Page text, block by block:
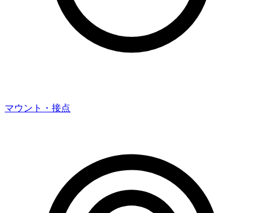
マウント・接点